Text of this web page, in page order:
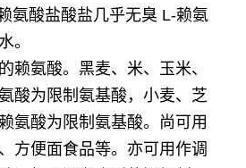
氨酸盐酸盐几乎无臭 L-赖氨
。
赖氨酸。黑麦、米、玉米、
酸为限制氨基酸，小麦、芝
氨酸为限制氨基酸。尚可用
方便面食品等。亦可用作调